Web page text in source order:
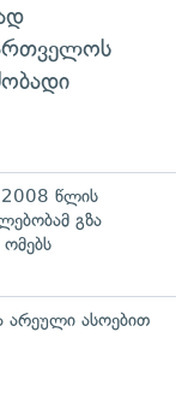
2008 წლის
გზა
არეული ასოებით